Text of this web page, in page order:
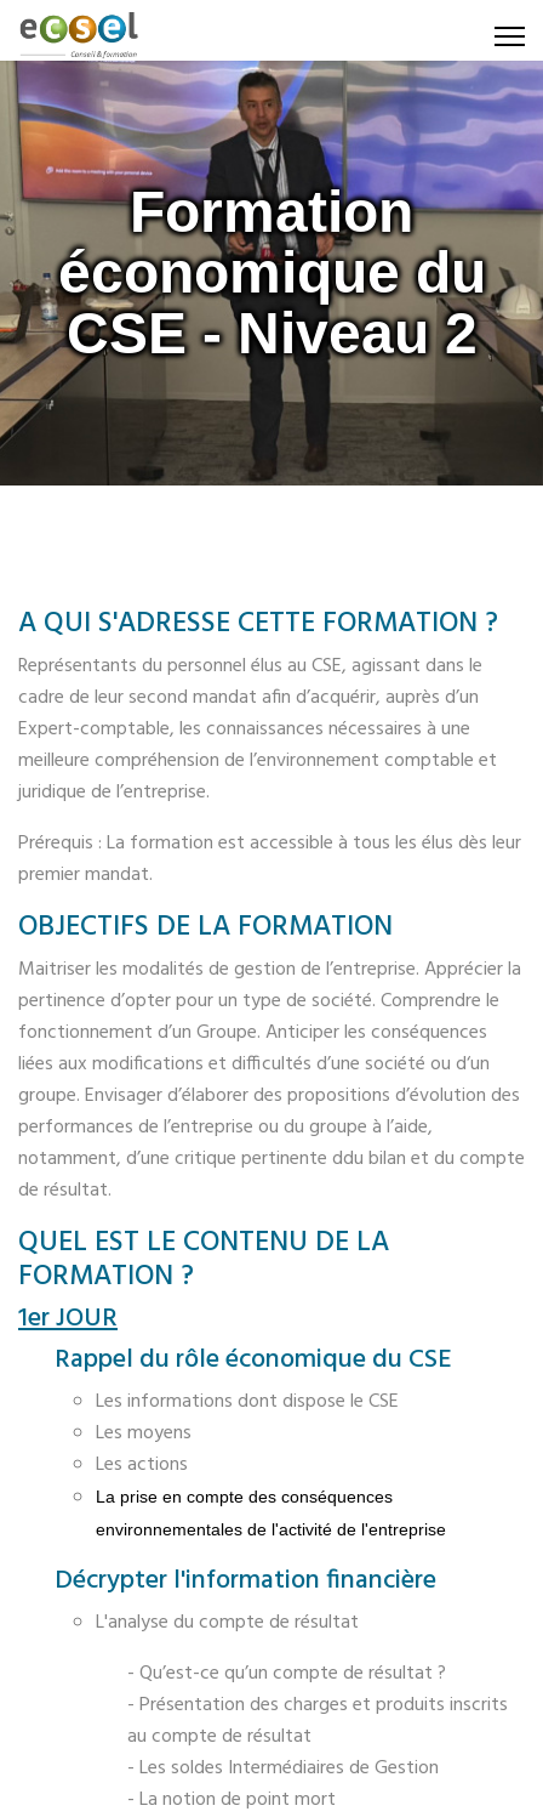
Formation
économique du
CSE - Niveau 2
A QUI S'ADRESSE CETTE FORMATION ?
Représentants du personnel élus au CSE, agissant dans le
cadre de leur second mandat afin d’acquérir, auprès d’un
Expert-comptable, les connaissances nécessaires à une
meilleure compréhension de l’environnement comptable et
juridique de l’entreprise.
Prérequis : La formation est accessible à tous les élus dès leur
premier mandat.
OBJECTIFS DE LA FORMATION
Maitriser les modalités de gestion de l’entreprise. Apprécier la
pertinence d’opter pour un type de société. Comprendre le
fonctionnement d’un Groupe. Anticiper les conséquences
liées aux modifications et difficultés d’une société ou d‘un
groupe. Envisager d’élaborer des propositions d’évolution des
performances de l’entreprise ou du groupe à l’aide,
notamment, d’une critique pertinente ddu bilan et du compte
de résultat.
QUEL EST LE CONTENU DE LA
FORMATION ?
1er JOUR
Rappel du rôle économique du CSE
Les informations dont dispose le CSE
Les moyens
Les actions
La prise en compte des conséquences
environnementales de l'activité de l'entreprise
Décrypter l'information financière
L'analyse du compte de résultat
- Qu’est-ce qu’un compte de résultat ?
- Présentation des charges et produits inscrits
au compte de résultat
- Les soldes Intermédiaires de Gestion
- La notion de point mort